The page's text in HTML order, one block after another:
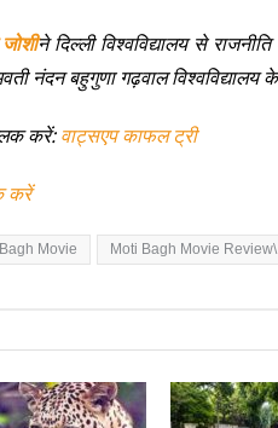
ने दिल्ली विश्वविद्यालय से
नंदन बहुगुणा गढ़वाल विश्वविद्यालय
करें:वाट्सएप काफल ट्री
करें
Movie Moti Bagh Movie Review\